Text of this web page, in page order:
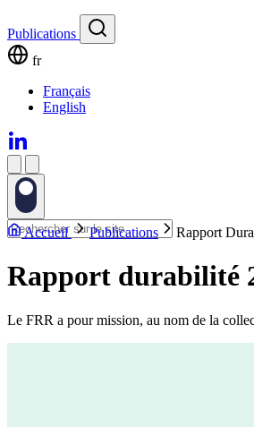
Publications
fr
Français
English
Accueil Publications Rapport
Rapport durabilité
Le FRR a pour mission, au nom de la